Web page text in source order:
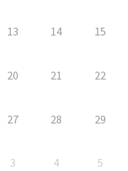
13 14 15
20 21 22
27 28 29
3 4 5